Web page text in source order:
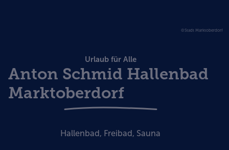
©Stadt Marktoberdorf
Urlaub für Alle
Anton Schmid Hallenbad
Marktoberdorf
Hallenbad, Freibad, Sauna